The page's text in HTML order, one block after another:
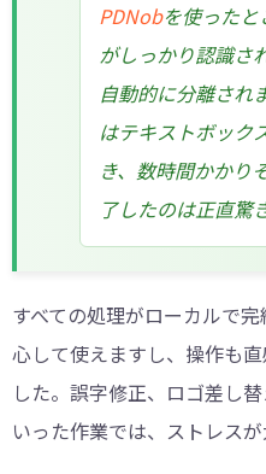
PDNobを使ったと
がしっかり認識さ
自動的に分離され
はテキストボック
き、数時間かかり
了したのは正直驚
すべての処理がローカルで
心して使えますし、操作も
した。誤字修正、ロゴ差し
いった作業では、ストレスが